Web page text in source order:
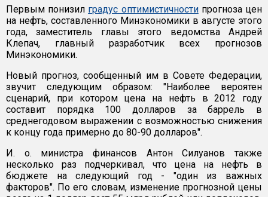
Первым понизил градус оптимистичностипрогноза цен
на нефть, составленного Минэкономики в августе этого
года, заместитель главы этого ведомства Андрей
Клепач, главный разработчик всех прогнозов
Минэкономики.
Новый прогноз, сообщенный им в Совете Федерации,
звучит следующим образом: "Наиболее вероятен
сценарий, при котором цена на нефть в 2012 году
составит порядка 100 долларов за баррель в
среднегодовом выражении с возможностью снижения
к концу года примерно до 80-90 долларов".
И. о. министра финансов Антон Силуанов также
несколько раз подчеркивал, что цена на нефть в
бюджете на следующий год - "один из важных
факторов". По его словам, изменение прогнозной цены